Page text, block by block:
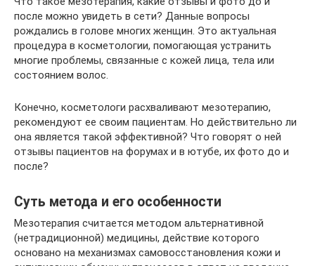
после можно увидеть в сети? Данные вопросы
рождались в голове многих женщин. Это актуальная
процедура в косметологии, помогающая устранить
многие проблемы, связанные с кожей лица, тела или
состоянием волос.
Конечно, косметологи расхваливают мезотерапию,
рекомендуют ее своим пациентам. Но действительно ли
она является такой эффективной? Что говорят о ней
отзывы пациентов на форумах и в ютубе, их фото до и
после?
Суть метода и его особенности
Мезотерапия считается методом альтернативной
(нетрадиционной) медицины, действие которого
основано на механизмах самовосстановления кожи и